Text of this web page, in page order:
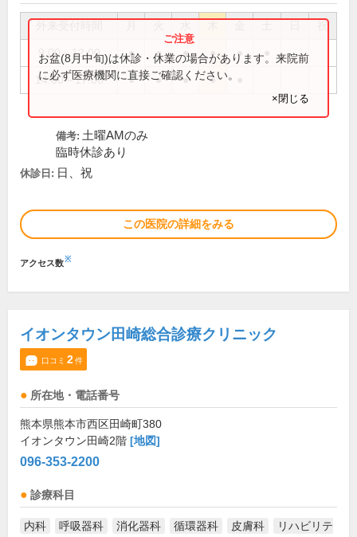
祝
9:00～12:00 ● ● ● ● ●
14:00～17:00 ● ● ● ●
お盆(8月中旬)は休診・休業の場合があります。来院前
に必ず医療機関に直接ご確認ください。
×閉じる
備考: 土曜AMのみ
臨時休診あり
休診日: 日、祝
この医院の詳細をみる
アクセス数※
イオンタウン田崎総合診療クリニック
口コミ 2件
所在地・電話番号
熊本県熊本市西区田崎町380
イオンタウン田崎2階 [地図]
096-353-2200
診療科目
内科 呼吸器科 消化器科 循環器科 皮膚科
リハビリテ